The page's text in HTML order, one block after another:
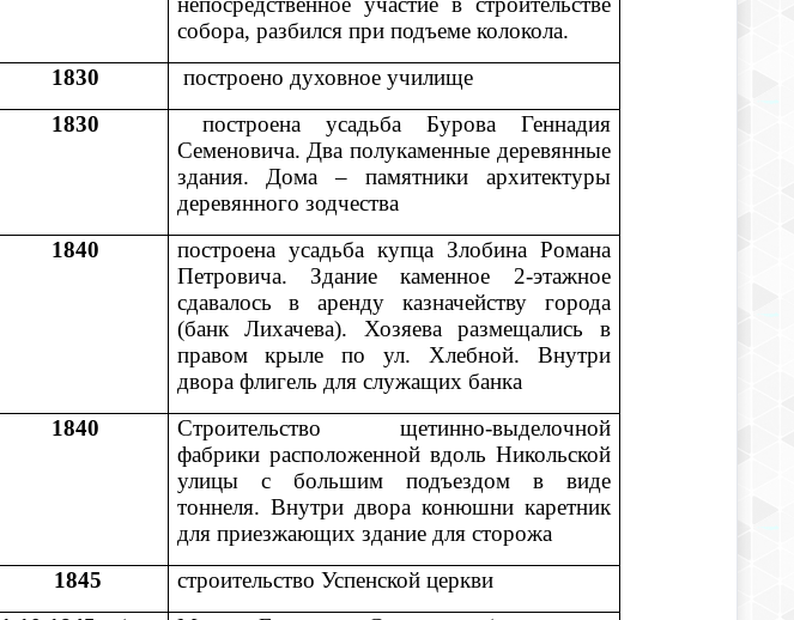
собора, разбился при подъеме колокола.
1830
построено духовное училище
1830
построена усадьба Бурова Геннадия
Семеновича. Два полукаменные деревянные
здания. Дома – памятники архитектуры
деревянного зодчества
1840
построена усадьба купца Злобина Романа
Петровича. Здание каменное 2-этажное
сдавалось в аренду казначейству города
(банк Лихачева). Хозяева размещались в
правом крыле по ул. Хлебной. Внутри
двора флигель для служащих банка
1840
Строительство щетинно-выделочной
фабрики расположенной вдоль Никольской
улицы с большим подъездом в виде
тоннеля. Внутри двора конюшни каретник
для приезжающих здание для сторожа
1845
строительство Успенской церкви